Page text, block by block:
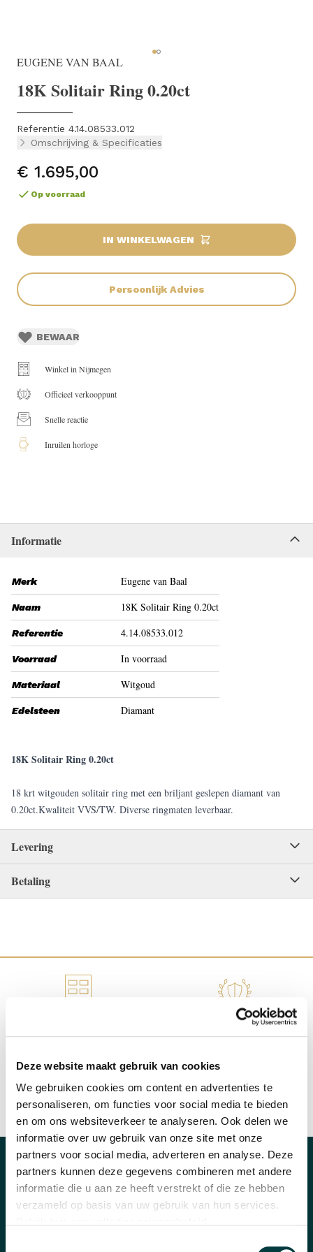
Deze website maakt gebruik van cookies
We gebruiken cookies om content en advertenties te
personaliseren, om functies voor social media te bieden
en om ons websiteverkeer te analyseren. Ook delen we
informatie over uw gebruik van onze site met onze
partners voor social media, adverteren en analyse. Deze
partners kunnen deze gegevens combineren met andere
informatie die u aan ze heeft verstrekt of die ze hebben
verzameld op basis van uw gebruik van hun services.
EUGENE VAN BAAL
18K Solitair Ring 0.20ct
Referentie 4.14.08533.012
Omschrijving & Specificaties
€ 1.695,00
Op voorraad
IN WINKELWAGEN
Persoonlijk Advies
BEWAAR
Winkel in Nijmegen
Officieel verkooppunt
Snelle reactie
Inruilen horloge
Informatie
Merk Eugene van Baal
Naam 18K Solitair Ring 0.20ct
Referentie 4.14.08533.012
Voorraad In voorraad
Materiaal Witgoud
Edelsteen Diamant
18K Solitair Ring 0.20ct
18 krt witgouden solitair ring met een briljant geslepen diamant van
0.20ct.Kwaliteit VVS/TW. Diverse ringmaten leverbaar.
Levering
Betaling
OFFICIEEL VERKOOPPUNT
CATEGORIEËN
Horloges